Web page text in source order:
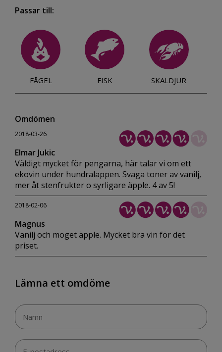
Passar till:
FÅGEL FISK SKALDJUR
Omdömen
2018-03-26
Elmar Jukic
Väldigt mycket för pengarna, här talar vi om ett
ekovin under hundralappen. Svaga toner av vanilj,
mer åt stenfrukter o syrligare äpple. 4 av 5!
2018-02-06
Magnus
Vanilj och moget äpple. Mycket bra vin för det
priset.
Lämna ett omdöme